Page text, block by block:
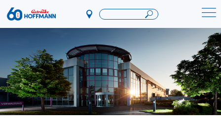
Direkt
zum
Inhalt
Startseite Getränke Hoffmann